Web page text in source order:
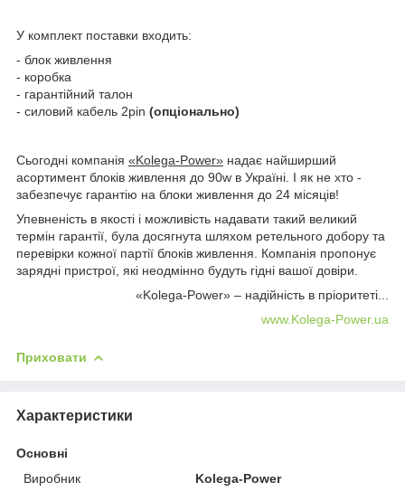
У комплект поставки входить:
- блок живлення
- коробка
- гарантійний талон
- силовий кабель 2pin (опціонально)
Сьогодні компанія «Kolega-Power» надає найширший
асортимент блоків живлення до 90w в Україні. І як не хто -
забезпечує гарантію на блоки живлення до 24 місяців!
Упевненість в якості і можливість надавати такий великий
термін гарантії, була досягнута шляхом ретельного добору та
перевірки кожної партії блоків живлення. Компанія пропонує
зарядні пристрої, які неодмінно будуть гідні вашої довіри.
«Kolega-Power» – надійність в пріоритеті...
www.Kolega-Power.ua
Приховати
Характеристики
Основні
Виробник
Kolega-Power